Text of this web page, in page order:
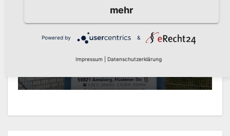
Technische Dienste
Arnsberg erneut als
zertifiziert
AUG. 7, 2026 PRESSESTELLE STADT
mehr
Powered by &
Impressum Datenschutzerklärung